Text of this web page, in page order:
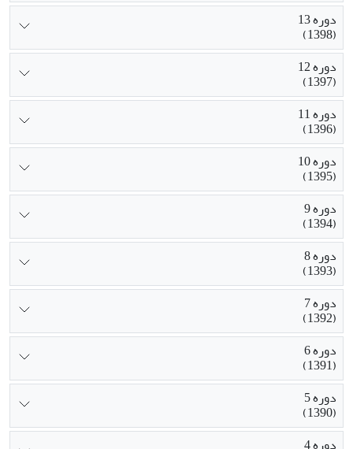
دوره 13
(1398)
دوره 12
(1397)
دوره 11
(1396)
دوره 10
(1395)
دوره 9
(1394)
دوره 8
(1393)
دوره 7
(1392)
دوره 6
(1391)
دوره 5
(1390)